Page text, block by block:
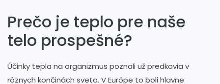
Prečo je teplo pre naše
telo prospešné?
Účinky tepla na organizmus poznali už predkovia v
rôznych končinách sveta. V Európe to boli hlavne